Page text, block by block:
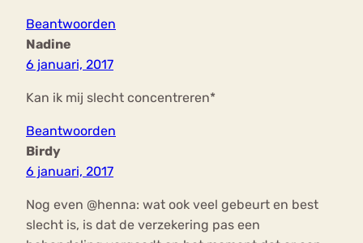
Beantwoorden
Nadine
6 januari, 2017
Kan ik mij slecht concentreren*
Beantwoorden
Birdy
6 januari, 2017
Nog even @henna: wat ook veel gebeurt en best
slecht is, is dat de verzekering pas een